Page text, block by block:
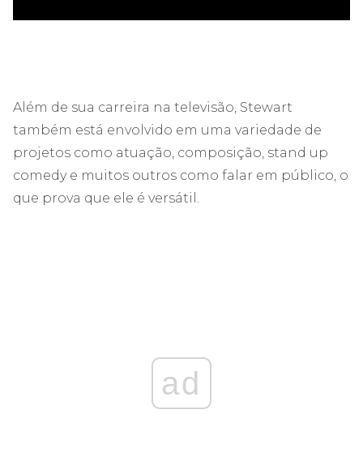
Além de sua carreira na televisão, Stewart
também está envolvido em uma variedade de
projetos como atuação, composição, stand up
comedy e muitos outros como falar em público, o
que prova que ele é versátil.
ad